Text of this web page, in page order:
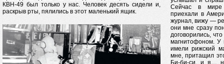
КВН-49 был только у нас. Человек десять сидели и,
раскрыв рты, пялились в этот маленький ящик.
Сейчас в мире
приехали в
журнал, вижу —
они мне сразу
договорились,
магнитофоном. У
имели рижский
мне, притащил
Би-би-си, и я…